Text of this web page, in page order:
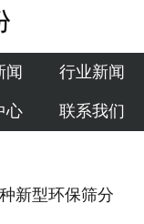
司介绍
品中心
司新闻
荣誉证书
闻 行业新闻
心 联系我们
新型环保筛分